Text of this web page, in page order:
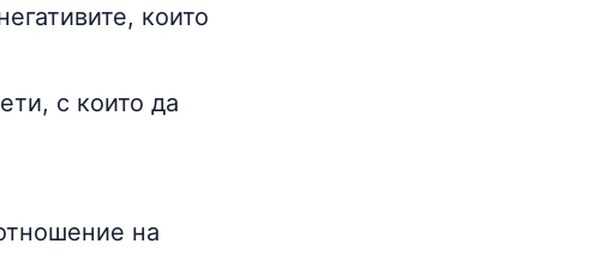
които
с които да
на